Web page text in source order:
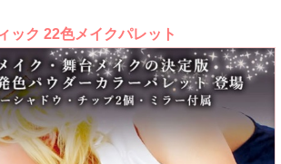
ック 22色メイクパレット